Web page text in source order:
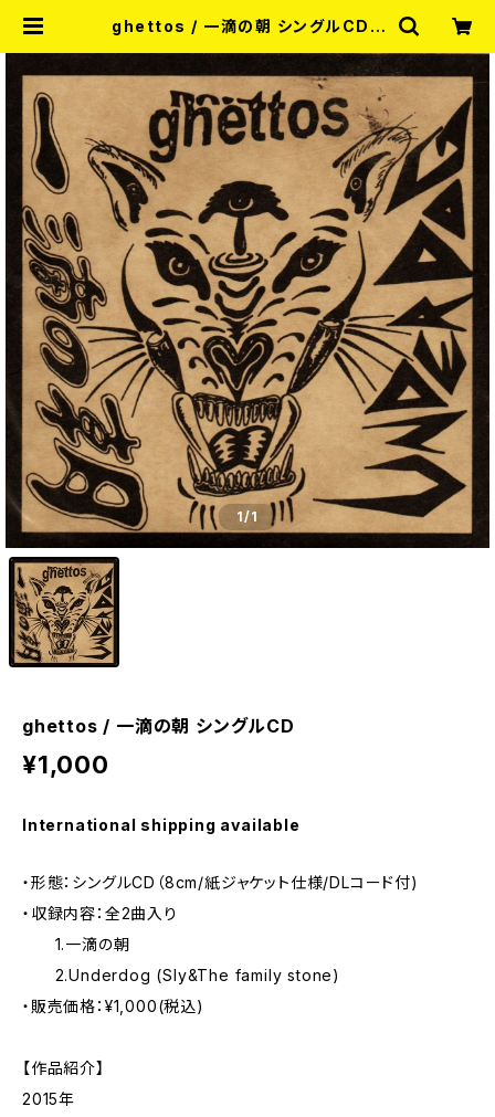
ghettos / 一滴の朝 シングルCD |
1/1
ghettos / 一滴の朝 シングルCD
¥1,000
International shipping available
・形態：シングルCD（8cm/紙ジャケット仕様/DLコード付)
・収録内容：全2曲入り
1.一滴の朝
2.Underdog (Sly&The family stone)
・販売価格：¥1,000(税込)
【作品紹介】
2015年